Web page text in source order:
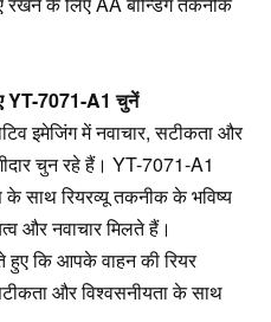
YT-7071-A1 चुनें
इमेजिंग में नवाचार, सटीकता और
चुन रहे हैं। YT-7071-A1
के साथ रियरव्यू तकनीक के भविष्य
और नवाचार मिलते हैं।
हुए कि आपके वाहन की रियर
और विश्वसनीयता के साथ